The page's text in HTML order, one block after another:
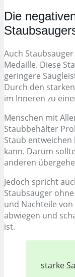
Die
Auch
Medaille. Diese
geringere
Durch den
im Inneren zu
Menschen mit
Staubbehälter
Staub entweichen
kann. Darum
anderen
Jedoch spricht
Staubsauger
und Nachteile
abwiegen und
ist.
starke